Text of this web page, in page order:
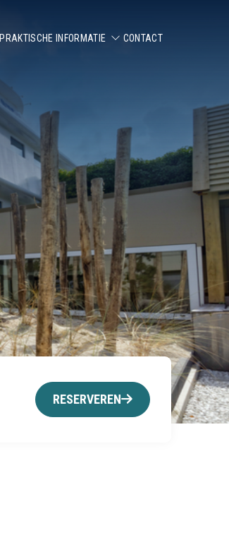
PRAKTISCHE INFORMATIE
TARIEVEN
OPENINGSTIJDEN
WIJZIGEN VAN JE RESERVERING
SAUNA & ZWANGERSCHAP
VEELGESTELDE VRAGEN
HUISREGELS
BADKLEDING
CONTACT
RESERVEREN